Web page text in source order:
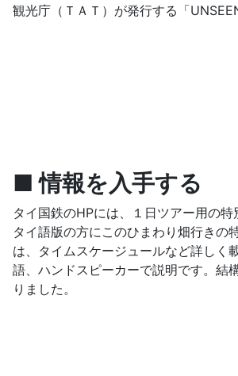
観光庁（ＴＡＴ）が発行する「
■ 情報を入手する
タイ国鉄のHPには、１日ツアー用の
タイ語版の方にこのひまわり畑行き
は、タイムスケージュールなど詳しく
語、ハンドスピーカーで説明です。結
りました。